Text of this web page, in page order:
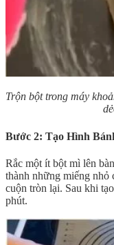
Trộn bột trong máy
Bước 2: Tạo Hình
Rắc một ít bột mì lên
thành những miếng nhỏ
cuộn tròn lại. Sau khi
phút.